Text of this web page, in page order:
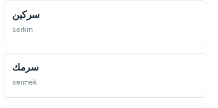
سركين
serkin
سرمك
sermek